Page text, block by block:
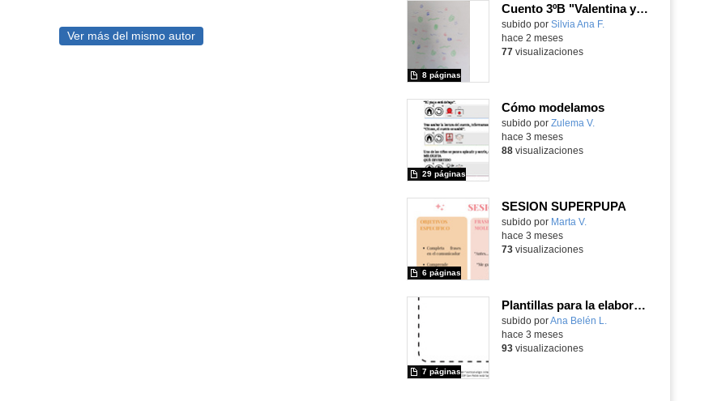
Ver más del mismo autor
Cuento 3ºB "Valentina y su amiga Greta"
Contenido educativo.
subido por Silvia Ana F.
8 páginas
hace 2 meses
77visualizaciones
Cómo modelamos
Contenido educativo.
subido por Zulema V.
29 páginas
hace 3 meses
88visualizaciones
SESION SUPERPUPA
Contenido educativo.
subido por Marta V.
6 páginas
hace 3 meses
73visualizaciones
Plantillas para la elaboración de diferentes textos
Contenido educativo.
subido porAna Belén L.
7 páginas
hace 3 meses
93visualizaciones